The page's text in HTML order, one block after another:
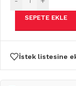
SEPETE EKLE
İstek listesine